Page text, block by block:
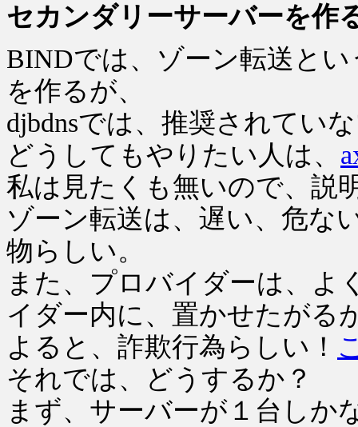
セカンダリーサーバーを作
BINDでは、ゾーン転送と
を作るが、
djbdnsでは、推奨されてい
どうしてもやりたい人は、
私は見たくも無いので、説
ゾーン転送は、遅い、危な
物らしい。
また、プロバイダーは、よ
イダー内に、置かせたがる
よると、詐欺行為らしい！
それでは、どうするか？
まず、サーバーが１台しか